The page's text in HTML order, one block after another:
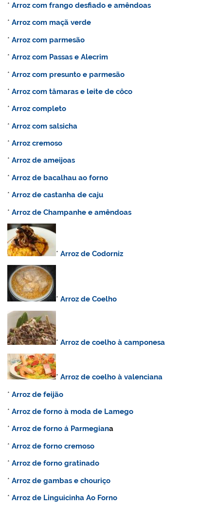
*Arroz com frango desfiado e amêndoas
*Arroz com maçã verde
*Arroz com parmesão
*Arroz com Passas e Alecrim
*Arroz com presunto e parmesão
*Arroz com tâmaras e leite de côco
*Arroz completo
*Arroz com salsicha
*Arroz cremoso
*Arroz de ameijoas
*Arroz de bacalhau ao forno
*Arroz de castanha de caju
*Arroz de Champanhe e amêndoas
*Arroz de Codorniz
*Arroz de Coelho
*Arroz de coelho à camponesa
*Arroz de coelho à valenciana
*Arroz de feijão
*Arroz de forno à moda de Lamego
*Arroz de forno á Parmegiana
*Arroz de forno cremoso
*Arrozde forno gratinado
*Arroz de gambas e chouriço
*Arroz de Linguicinha Ao Forno